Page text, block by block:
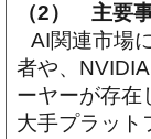
（2） 主要
AI関連市場
者や、
ーヤーが存在
大手プラット